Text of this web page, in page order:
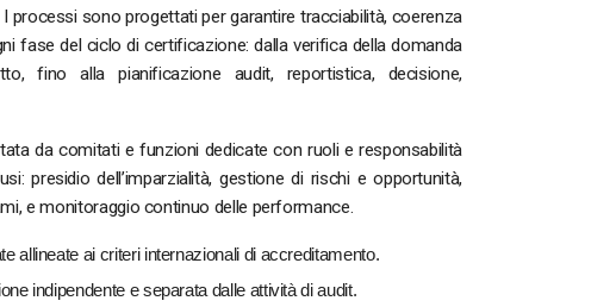
processi sono progettati per garantire tracciabilità, coerenza
fase del ciclo di certificazione: dalla verifica della domanda
fino alla pianificazione audit, reportistica, decisione,
da comitati e funzioni dedicate con ruoli e responsabilità
presidio dell’imparzialità, gestione di rischi e opportunità,
e monitoraggio continuo delle performance.
allineate ai criteri internazionali di accreditamento.
indipendente e separata dalle attività di audit.